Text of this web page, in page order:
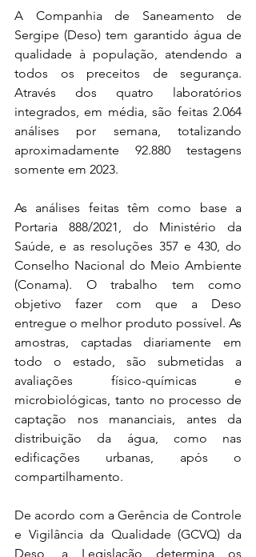
A Companhia de Saneamento de
Sergipe (Deso) tem garantido água de
qualidade à população, atendendo a
todos os preceitos de segurança.
Através dos quatro laboratórios
integrados, em média, são feitas 2.064
análises por semana, totalizando
aproximadamente 92.880 testagens
somente em 2023.
As análises feitas têm como base a
Portaria 888/2021, do Ministério da
Saúde, e as resoluções 357 e 430, do
Conselho Nacional do Meio Ambiente
(Conama). O trabalho tem como
objetivo fazer com que a Deso
entregue o melhor produto possível. As
amostras, captadas diariamente em
todo o estado, são submetidas a
avaliações físico-químicas e
microbiológicas, tanto no processo de
captação nos mananciais, antes da
distribuição da água, como nas
edificações urbanas, após o
compartilhamento.
De acordo com a Gerência de Controle
e Vigilância da Qualidade (GCVQ) da
Deso, a Legislação determina os